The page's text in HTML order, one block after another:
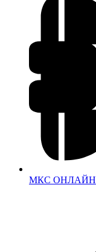
МКС ОНЛАЙН